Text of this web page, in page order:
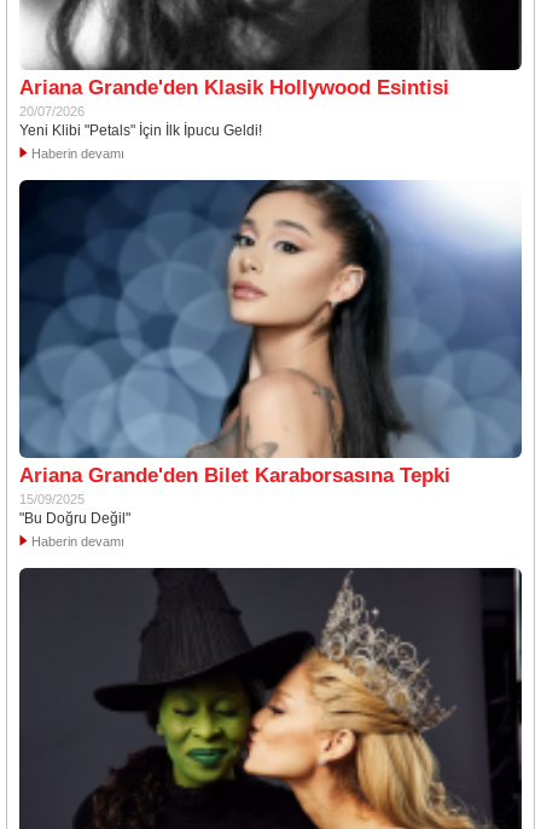
Ariana Grande'den Klasik Hollywood Esintisi
20/07/2026
Yeni Klibi "Petals" İçin İlk İpucu Geldi!
Haberin devamı
Ariana Grande'den Bilet Karaborsasına Tepki
15/09/2025
"Bu Doğru Değil"
Haberin devamı